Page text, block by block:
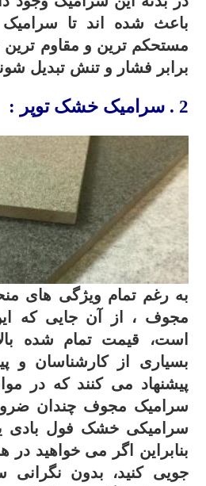
باعث شده اند تا
مستحکم ترین و مقاوم ترین
برابر فشار و تنش تبدیل
2 . سرامیک خشک توپر :
به رغم تمام ویژگی های
مجوف ، از آن جایی که
است، قیمت تمام شده
بسیاری از کارشناسان و
پیشنهاد می کنند که در
سرامیک مجوف چندان
سرامیکی خشک فول بادی
بنابراین اگر می خواهید
جویی کنید، بدون